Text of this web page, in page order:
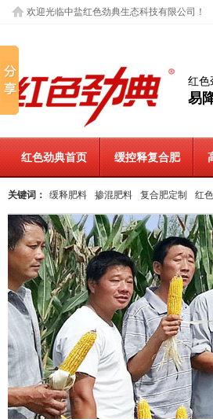
欢迎光临中盐红色劲典生态科技有限公司！
红色
易
红色劲典首页 缓控释复合肥
关键词： 缓释肥料 掺混肥料 复合肥定制 红